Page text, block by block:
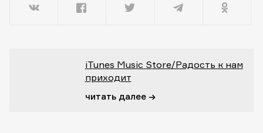
iTunes Music Store/Радость к нам
приходит
читать далее →